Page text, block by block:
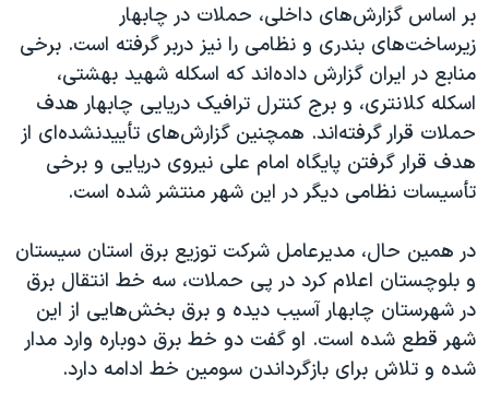
بر اساس گزارش‌های داخلی، حملات در چابهار
زیرساخت‌های بندری و نظامی را نیز دربر گرفته است. برخی
منابع در ایران گزارش داده‌اند که اسکله شهید بهشتی،
اسکله کلانتری، و برج کنترل ترافیک دریایی چابهار هدف
حملات قرار گرفته‌اند. همچنین گزارش‌های تأییدنشده‌ای از
هدف قرار گرفتن پایگاه امام علی نیروی دریایی و برخی
تأسیسات نظامی دیگر در این شهر منتشر شده است.
در همین حال، مدیرعامل شرکت توزیع برق استان سیستان
و بلوچستان اعلام کرد در پی حملات، سه خط انتقال برق
در شهرستان چابهار آسیب دیده و برق بخش‌هایی از این
شهر قطع شده است. او گفت دو خط برق دوباره وارد مدار
شده و تلاش برای بازگرداندن سومین خط ادامه دارد.